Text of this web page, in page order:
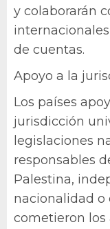
y colaborarán
de cuentas.
Apoyo a la
Los países
jurisdicción
legislaciones
responsables
Palestina,
nacionalidad o
cometieron los